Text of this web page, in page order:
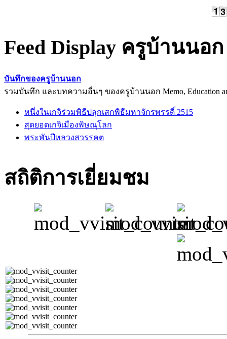
Feed Display ครูบ้านนอก
บันทึกของครูบ้านนอก
รวมบันทึก และบทความอื่นๆ ของครูบ้านนอก Memo, Education
หนึ่งในเกจิร่วมพิธีปลุกเสกพิธีมหาจักรพรรดิ์ 2515
สุดยอดเกจิเมืองพิษณุโลก
พระพันปีหลวงสวรรคต
สถิติการเยี่ยมชม